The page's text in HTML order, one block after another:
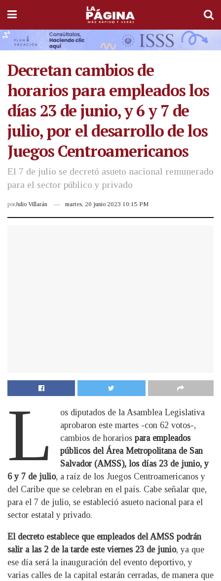
Decretan cambios de
horarios para empleados los
días 23 de junio, y 6 y 7 de
julio, por el desarrollo de los
Juegos Centroamericanos
El 7 de julio se decretó asueto nacional remunerado
para el sector público y privado
porJulio Villarán martes, 20 junio 2023 10:15 PM
L
os diputados de la Asamblea Legislativa
aprobaron este martes -con 62 votos-,
cambios de horariospara empleados
públicos del Área Metropolitana de San
Salvador (AMSS), los días 23 de junio, y
6 y 7 de julio, a raíz de los Juegos Centroamericanos y
del Caribe que se celebran en el país. Cabe señalar que,
para el 7 de julio, se estableció asueto nacional para el
sector estatal y privado.
El decreto establece que empleados del AMSS podrán
salir a las 2 de la tarde este viernes 23 de junio, ya que
ese día será la inauguración del evento deportivo, y
varias calles de la capital estarán cerradas, de manera que